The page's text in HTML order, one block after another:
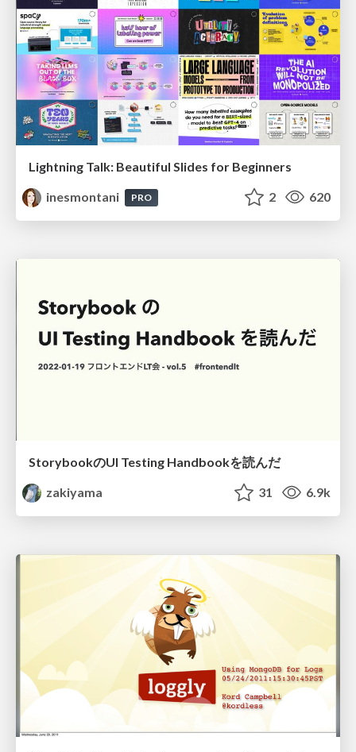
Lightning Talk: Beautiful Slides for Beginners
inesmontani
PRO 2 620
StorybookのUI Testing Handbookを読んだ
zakiyama
31 6.9k